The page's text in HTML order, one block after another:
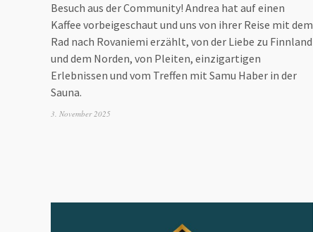
zu
regeln.
Besuch aus der Community! Andrea hat auf einen
Kaffee vorbeigeschaut und uns von ihrer Reise mit dem
Rad nach Rovaniemi erzählt, von der Liebe zu Finnland
und dem Norden, von Pleiten, einzigartigen
Erlebnissen und vom Treffen mit Samu Haber in der
Sauna.
3. November 2025